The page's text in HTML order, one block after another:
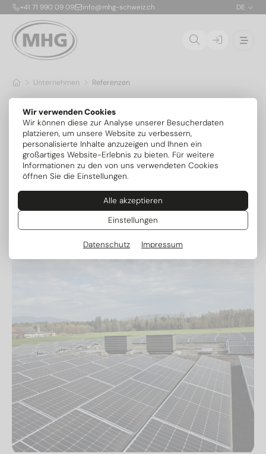
Wir verwenden Cookies
Wir können diese zur Analyse unserer Besucherdaten
platzieren, um unsere Website zu verbessern,
personalisierte Inhalte anzuzeigen und Ihnen ein
großartiges Website-Erlebnis zu bieten. Für weitere
Informationen zu den von uns verwendeten Cookies
öffnen Sie die Einstellungen.
Alle akzeptieren
Einstellungen
Datenschutz Impressum
+41 71 990 09 09 info@mhg-schweiz.ch DE
Unternehmen Referenzen
Unsere Referenzen
Erfolgreich realisierte Projekte aus den Bereichen
Wärmepumpen, Öl-, Gas- und Hybridheizungen. Entdecken Sie
moderne Heizlösungen von MHG Schweiz für Neubau, Sanierung
und Gewerbe.